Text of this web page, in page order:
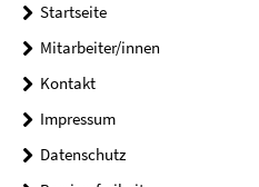
Startseite
Mitarbeiter/innen
Kontakt
Impressum
Datenschutz